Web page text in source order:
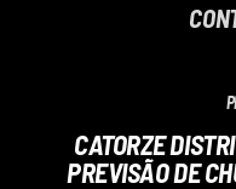
CATORZE
PREVISÃO DE